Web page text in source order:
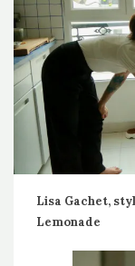
Lisa Gachet,
Lemonade